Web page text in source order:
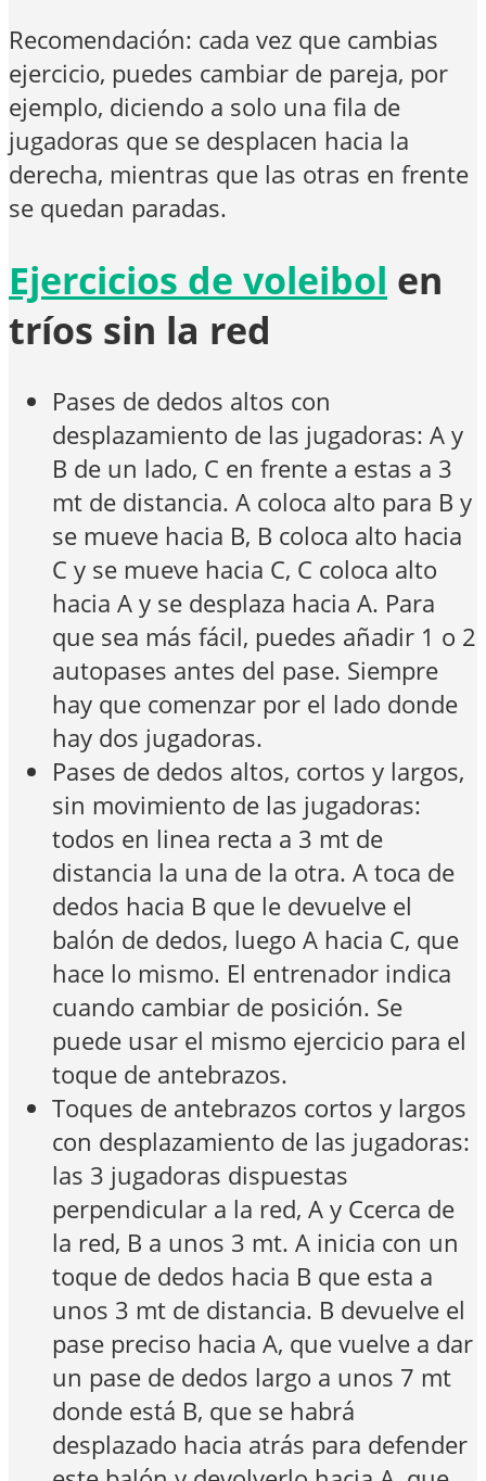
Recomendación: cada vez que cambias
ejercicio, puedes cambiar de pareja, por
ejemplo, diciendo a solo una fila de
jugadoras que se desplacen hacia la
derecha, mientras que las otras en frente
se quedan paradas.
Ejercicios de voleibol en
tríos sin la red
Pases de dedos altos con
desplazamiento de las jugadoras: A y
B de un lado, C en frente a estas a 3
mt de distancia. A coloca alto para B y
se mueve hacia B, B coloca alto hacia
C y se mueve hacia C, C coloca alto
hacia A y se desplaza hacia A. Para
que sea más fácil, puedes añadir 1 o 2
autopases antes del pase. Siempre
hay que comenzar por el lado donde
hay dos jugadoras.
Pases de dedos altos, cortos y largos,
sin movimiento de las jugadoras:
todos en linea recta a 3 mt de
distancia la una de la otra. A toca de
dedos hacia B que le devuelve el
balón de dedos, luego A hacia C, que
hace lo mismo. El entrenador indica
cuando cambiar de posición. Se
puede usar el mismo ejercicio para el
toque de antebrazos.
Toques de antebrazos cortos y largos
con desplazamiento de las jugadoras:
las 3 jugadoras dispuestas
perpendicular a la red, A y Ccerca de
la red, B a unos 3 mt. A inicia con un
toque de dedos hacia B que esta a
unos 3 mt de distancia. B devuelve el
pase preciso hacia A, que vuelve a dar
un pase de dedos largo a unos 7 mt
donde está B, que se habrá
desplazado hacia atrás para defender